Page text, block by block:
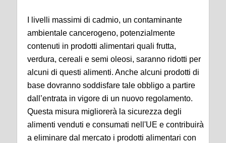
I livelli massimi di cadmio, un contaminante
ambientale cancerogeno, potenzialmente
contenuti in prodotti alimentari quali frutta,
verdura, cereali e semi oleosi, saranno ridotti per
alcuni di questi alimenti. Anche alcuni prodotti di
base dovranno soddisfare tale obbligo a partire
dall’entrata in vigore di un nuovo regolamento.
Questa misura migliorerà la sicurezza degli
alimenti venduti e consumati nell'UE e contribuirà
a eliminare dal mercato i prodotti alimentari con